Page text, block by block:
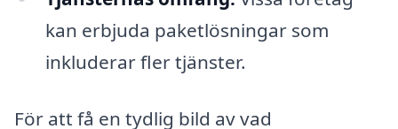
kan erbjuda paketlösningar som
inkluderar fler tjänster.
För att få en tydlig bild av vad